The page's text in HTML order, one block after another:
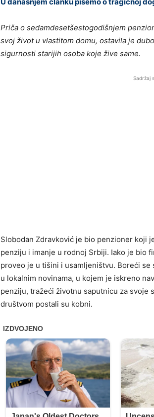
Priča o sedamdesetšestogodišnjem
svoj život u vlastitom domu, ostavila je
sigurnosti starijih osoba koje žive same.
Sadržaj
Slobodan Zdravković je bio penzioner koji
penziju i imanje u rodnoj Srbiji. Iako je bio
proveo je u tišini i usamljeništvu. Boreći
u lokalnim novinama, u kojem je iskreno
penziju, tražeći životnu saputnicu za svoje
društvom postali su kobni.